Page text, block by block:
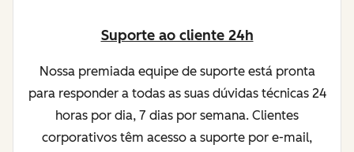
Suporte ao cliente 24h
Nossa premiada equipe de suporte está pronta
para responder a todas as suas dúvidas técnicas 24
horas por dia, 7 dias por semana. Clientes
corporativos têm acesso a suporte por e-mail,